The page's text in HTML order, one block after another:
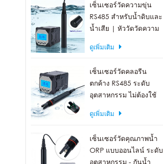
เซ็นเซอร์วัดความขุ่น
RS485 สำหรับน้ำดิบและ
น้ำเสีย | หัววัดวัดความ
ดูเพิ่มเติม
เซ็นเซอร์วัดคลอรีน
ตกค้าง RS485 ระดับ
อุตสาหกรรม ไม่ต้องใช้
ดูเพิ่มเติม
เซ็นเซอร์วัดคุณภาพน้ำ
ORP แบบออนไลน์ ระดับ
อุตสาหกรรม - กันน้ำ